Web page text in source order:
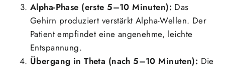
Alpha-Phase (erste 5–10 Minuten): Das
Gehirn produziert verstärkt Alpha-Wellen. Der
Patient empfindet eine angenehme, leichte
Entspannung.
Übergang in Theta (nach 5–10 Minuten): Die